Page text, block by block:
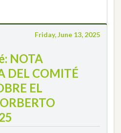
Friday, June 13, 2025
NOTA
DEL COMITÉ
EL